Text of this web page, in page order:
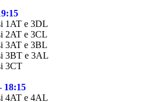
1AT e 3DL
2AT e 3CL
3AT e 3BL
3BT e 3AL
3CT
18:15
4AT e 4AL